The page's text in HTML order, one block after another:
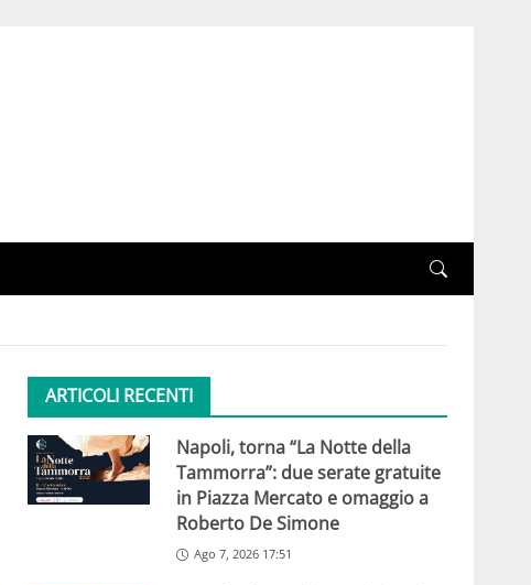
ARTICOLI RECENTI
Napoli, torna “La Notte della
Tammorra”: due serate gratuite
in Piazza Mercato e omaggio a
Roberto De Simone
Ago 7, 2026 17:51